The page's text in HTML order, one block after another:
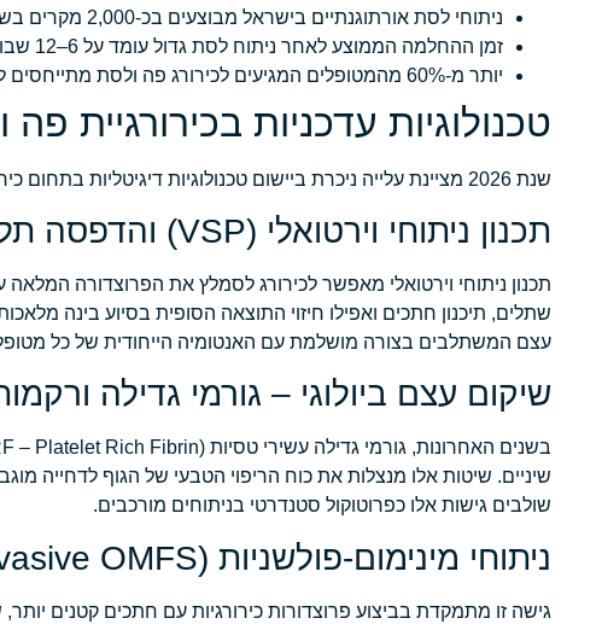
ניתוחי לסת אורתוגנתיים בישראל מבוצעים בכ-2,000 מקרים בשנה, רובם לתיקון עיוות לסתי ולשיפור תפקוד הלעיסה.
זמן ההחלמה הממוצע לאחר ניתוח לסת גדול עומד על 6–12 שבועות, אך בפרוצדורות מינימליות-פולשניות הוא מתקצר משמעותית.
יותר מ-60% מהמטופלים המגיעים לכירורג פה ולסת מתייחסים לניסיון קליני כקריטריון המשפיע ביותר על בחירתם.
טכנולוגיות עדכניות בכירורגיית פה
שנת 2026 מציינת עלייה ניכרת ביישום טכנולוגיות דיגיטליות בתחום כירורגיית פה ולסת. להלן ההתפתחויות הבולטות שמשנות את פני התחום:
תכנון ניתוחי וירטואלי (VSP) והדפסה תלת-ממדית
תכנון ניתוחי וירטואלי מאפשר לכירורג לסמלץ את הפרוצדורה
שתלים, תיכנון חתכים ואפילו חיזוי התוצאה הסופית בסיוע בינה
עצם המשתלבים בצורה מושלמת עם האנטומיה הייחודית של כל
שיקום עצם ביולוגי – גורמי גדילה
שיניים. שיטות אלו מנצלות את כוח הריפוי הטבעי של הגוף לדחייה
שולבים גישות אלו כפרוטוקול סטנדרטי בניתוחים מורכבים.
ניתוחי מינימום-פולשניות (Minimally Invasive OMFS)
גישה זו מתמקדת בביצוע פרוצדורות כירורגיות עם חתכים קטנים